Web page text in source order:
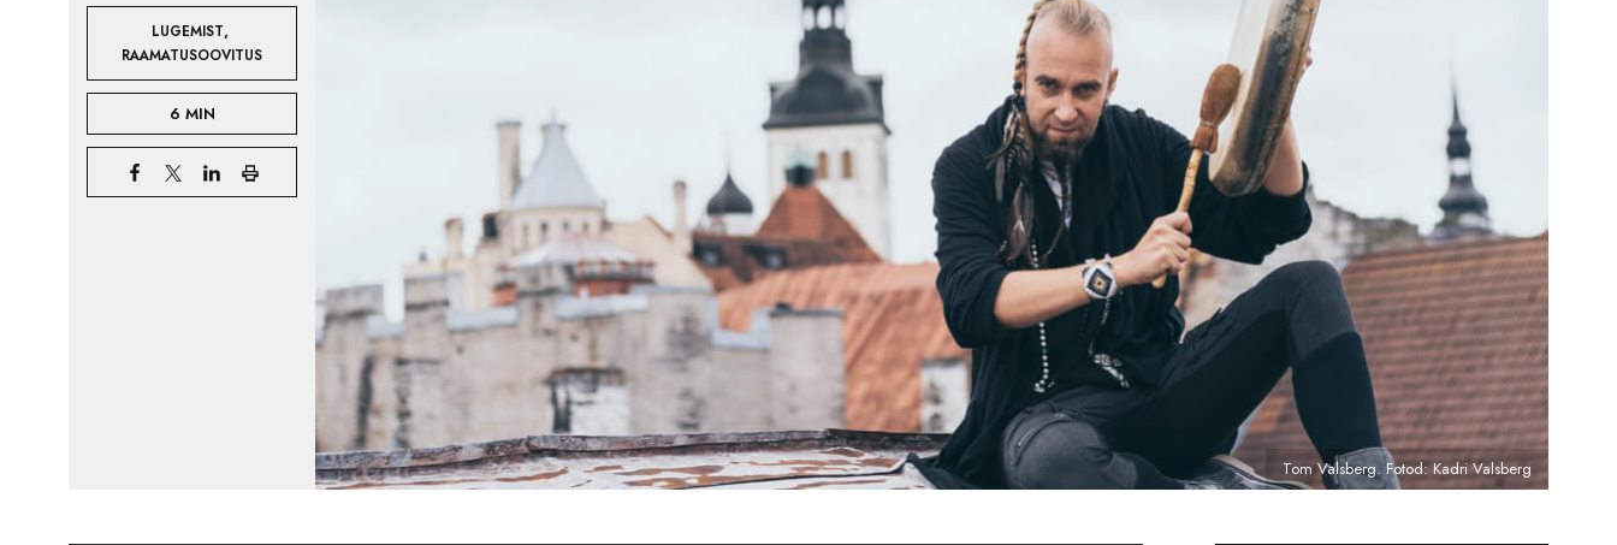
LUGEMIST,
RAAMATUSOOVITUS
6 MIN
Tom Valsberg. Fotod: Kadri Valsberg